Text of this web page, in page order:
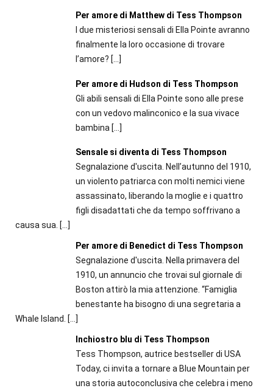
Per amore di Matthew di Tess Thompson
I due misteriosi sensali di Ella Pointe avranno
finalmente la loro occasione di trovare
l’amore? […]
Per amore di Hudson di Tess Thompson
Gli abili sensali di Ella Pointe sono alle prese
con un vedovo malinconico e la sua vivace
bambina […]
Sensale si diventa di Tess Thompson
Segnalazione d'uscita. Nell’autunno del 1910,
un violento patriarca con molti nemici viene
assassinato, liberando la moglie e i quattro
figli disadattati che da tempo soffrivano a
causa sua. […]
Per amore di Benedict di Tess Thompson
Segnalazione d'uscita. Nella primavera del
1910, un annuncio che trovai sul giornale di
Boston attirò la mia attenzione. “Famiglia
benestante ha bisogno di una segretaria a
Whale Island. […]
Inchiostro blu di Tess Thompson
Tess Thompson, autrice bestseller di USA
Today, ci invita a tornare a Blue Mountain per
una storia autoconclusiva che celebra i meno